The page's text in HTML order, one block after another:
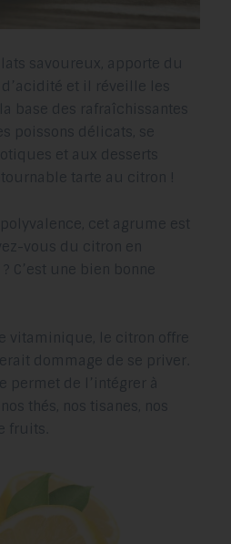
savoureux, apporte du
et il réveille les
base des rafraîchissantes
poissons délicats, se
et aux desserts
tarte au citron !
cet agrume est
vous du citron en
C’est une bien bonne
vitaminique, le citron offre
dommage de se priver.
permet de l’intégrer à
thés, nos tisanes, nos
fruits.